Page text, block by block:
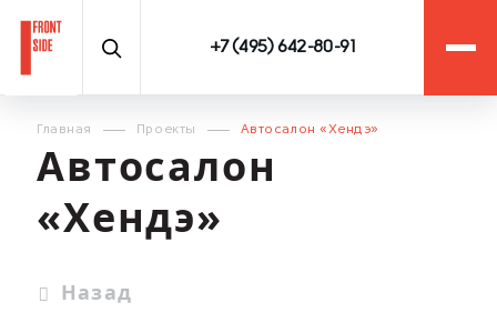
+7 (495) 642-80-91
Главная Проекты Автосалон «Хендэ»
Автосалон
«Хендэ»
Назад